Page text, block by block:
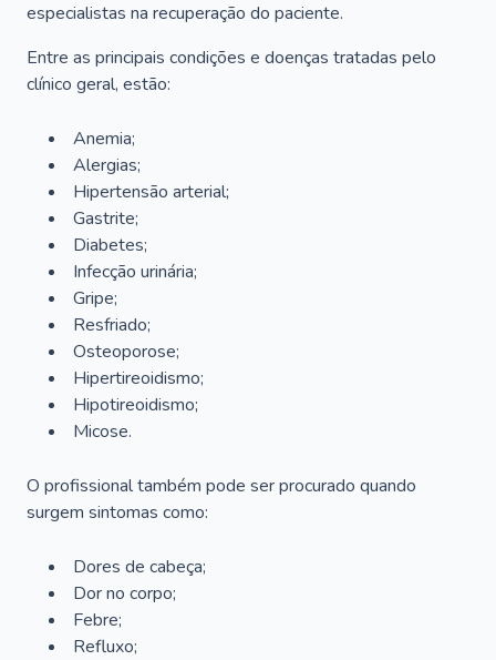
especialistas na recuperação do paciente.
Entre as principais condições e doenças tratadas pelo
clínico geral, estão:
Anemia;
Alergias;
Hipertensão arterial;
Gastrite;
Diabetes;
Infecção urinária;
Gripe;
Resfriado;
Osteoporose;
Hipertireoidismo;
Hipotireoidismo;
Micose.
O profissional também pode ser procurado quando
surgem sintomas como:
Dores de cabeça;
Dor no corpo;
Febre;
Refluxo;